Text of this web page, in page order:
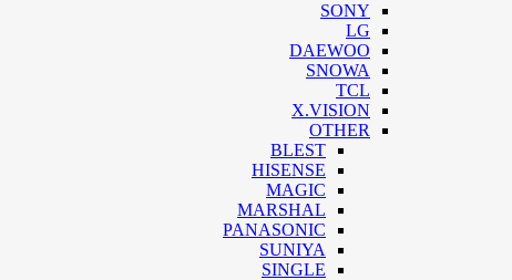
SONY
LG
DAEWOO
SNOWA
TCL
X.VISION
OTHER
BLEST
HISENSE
MAGIC
MARSHAL
PANASONIC
SUNIYA
SINGLE